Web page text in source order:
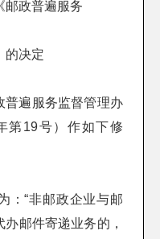
邮政普遍服务
的决定
普遍服务监督管理办
第19号）作如下修
：“非邮政企业与邮
邮件寄递业务的，